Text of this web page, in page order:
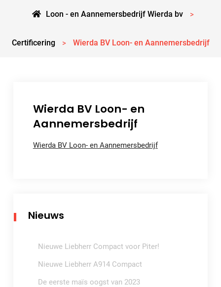
Loon - en Aannemersbedrijf Wierda bv >
Certificering > Wierda BV Loon- en Aannemersbedrijf
Wierda BV Loon- en
Aannemersbedrijf
Wierda BV Loon- en Aannemersbedrijf
Nieuws
Nieuwe Liebherr Compact voor Piter!
Nieuwe Liebherr A914 Compact
De eerste maïs oogst van 2023